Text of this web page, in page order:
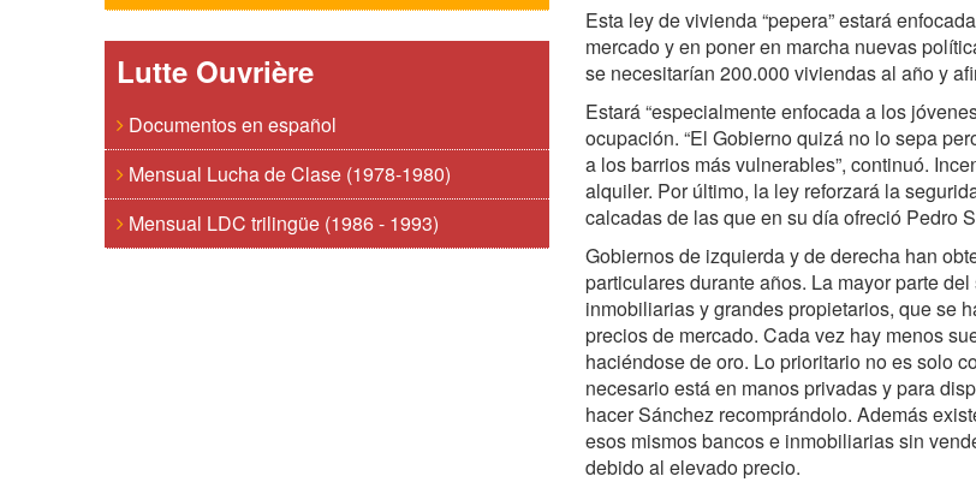
Lutte Ouvrière
Documentos en español
Mensual Lucha de Clase (1978-1980)
Mensual LDC trilingüe (1986 - 1993)
Esta ley de vivienda “pepera” estará
mercado y en poner en marcha nuevas
se necesitarían 200.000 viviendas al año y
Estará “especialmente enfocada a los
ocupación. “El Gobierno quizá no lo sepa
a los barrios más vulnerables”, continuó.
alquiler. Por último, la ley reforzará la
calcadas de las que en su día ofreció Pedro
Gobiernos de izquierda y de derecha han
particulares durante años. La mayor parte
inmobiliarias y grandes propietarios, que se
precios de mercado. Cada vez hay menos
haciéndose de oro. Lo prioritario no es solo
necesario está en manos privadas y para
hacer Sánchez recomprándolo. Además
esos mismos bancos e inmobiliarias sin
debido al elevado precio.